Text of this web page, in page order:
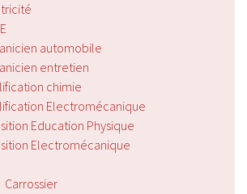
automobile
entretien
chimie
Electromécanique
Education Physique
Electromécanique
Carrossier